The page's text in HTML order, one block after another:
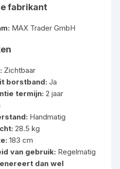
fabrikant
MAX Trader GmbH
Zichtbaar
borstband: Ja
termijn: 2 jaar
Handmatig
28.5 kg
183 cm
van gebruik: Regelmatig
dan wel